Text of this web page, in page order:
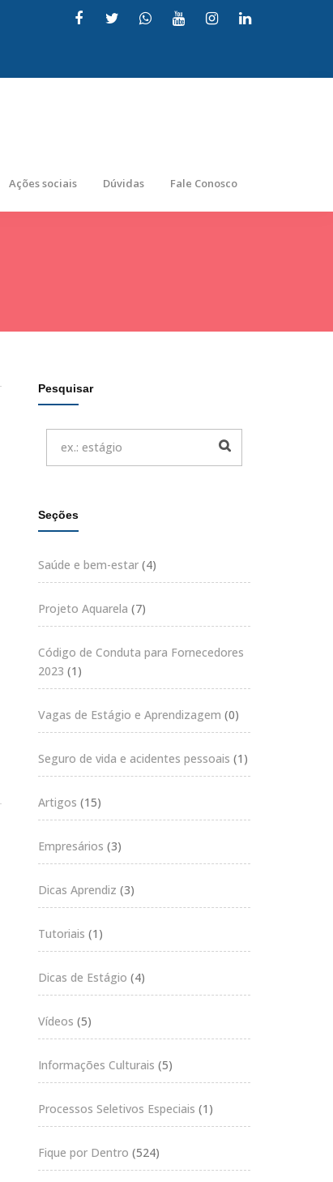
Ações sociais Dúvidas Fale Conosco
Pesquisar
Seções
Saúde e bem-estar(4)
Projeto Aquarela (7)
Código de Conduta para Fornecedores
2023 (1)
Vagas de Estágio e Aprendizagem (0)
Seguro de vida e acidentes pessoais (1)
Artigos (15)
Empresários (3)
Dicas Aprendiz (3)
Tutoriais (1)
Dicas de Estágio (4)
Vídeos (5)
Informações Culturais (5)
Processos Seletivos Especiais (1)
Fique por Dentro (524)